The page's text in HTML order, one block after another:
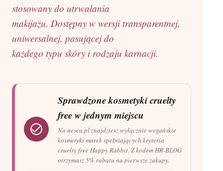
stosowany do utrwalania
makijażu. Dostępny w wersji transparentnej,
uniwersalnej, pasującej do
każdego typu skóry i rodzaju karnacji.
Sprawdzone kosmetyki cruelty
free w jednym miejscu
Na nesea.pl znajdziesz wyłącznie wegańskie
kosmetyki marek spełniających kryteria
cruelty free Happy Rabbit. Z kodem HR-BLOG
otrzymasz 5% rabatu na pierwsze zakupy.